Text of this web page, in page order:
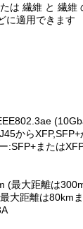
は 繊維 と 繊維
に適用できます
から
:SFP+または
(最大距離は
大距離は80km